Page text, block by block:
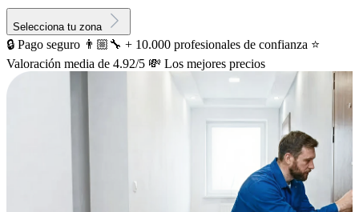
Selecciona tu zona
🔒 Pago seguro 👨🏼‍🔧 + 10.000 profesionales de confianza ⭐️
Valoración media de 4.92/5 💸 Los mejores precios